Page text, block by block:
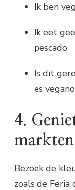
Ik ben
Ik eet
pescado
Is dit
es
4.
markten
Bezoek de
zoals de Feria